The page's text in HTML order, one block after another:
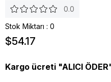
0.0
Stok Miktarı : 0
$54.17
Kargo ücreti "ALICI